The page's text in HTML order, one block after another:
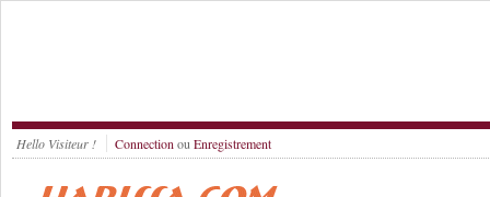
Hello Visiteur ! Connection ou Enregistrement